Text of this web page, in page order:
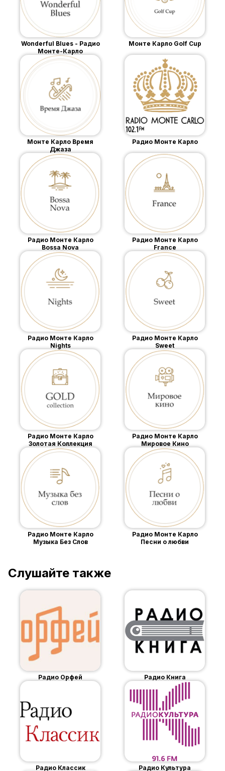
Wonderful Blues - Радио
Монте-Карло
Монте Карло Golf Cup
Монте Карло Время
Джаза
Радио Монте Карло
Радио Монте Карло
Bossa Nova
Радио Монте Карло
France
Радио Монте Карло
Nights
Радио Монте Карло
Sweet
Радио Монте Карло
Золотая Коллекция
Радио Монте Карло
Мировое Кино
Радио Монте Карло
Музыка Без Слов
Радио Монте Карло
Песни о любви
Слушайте также
Радио Орфей Радио Книга
Радио Классик Радио Культура